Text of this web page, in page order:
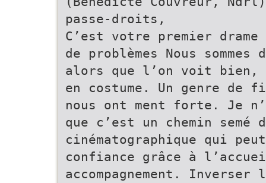
passe-droits,
C’est votre premier drame
de problèmes Nous
alors que l’on voit
en costume. Un genre de
nous ont ment forte. Je
que c’est un chemin semé
cinématographique qui
confiance grâce à
accompagnement.